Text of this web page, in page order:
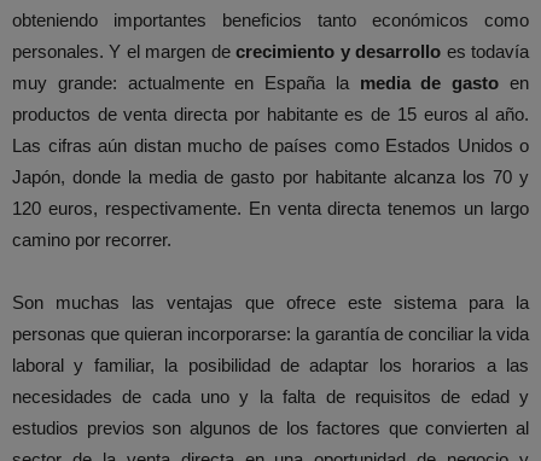
obteniendo importantes beneficios tanto económicos como
personales. Y el margen decrecimiento y desarrollo es todavía
muy grande: actualmente en España la media de gasto en
productos de venta directa por habitante es de 15 euros al año.
Las cifras aún distan mucho de países como Estados Unidos o
Japón, donde la media de gasto por habitante alcanza los 70 y
120 euros, respectivamente. En venta directa tenemos un largo
camino por recorrer.
Son muchas las ventajas que ofrece este sistema para la
personas que quieran incorporarse: la garantía de conciliar la vida
laboral y familiar, la posibilidad de adaptar los horarios a las
necesidades de cada uno y la falta de requisitos de edad y
estudios previos son algunos de los factores que convierten al